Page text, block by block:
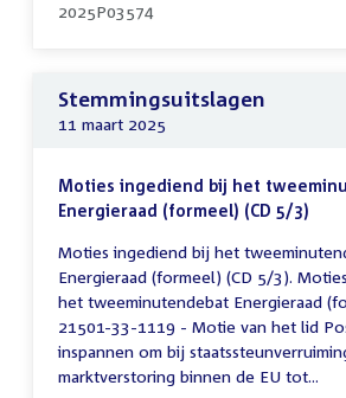
2025P03574
Stemmingsuitslagen
11 maart 2025
Moties ingediend bij het
Energieraad (formeel) (CD 5/3)
Moties ingediend bij het
Energieraad (formeel) (CD 5/3).
het tweeminutendebat Energieraad
21501-33-1119 - Motie van het lid
inspannen om bij
marktverstoring binnen de EU tot...